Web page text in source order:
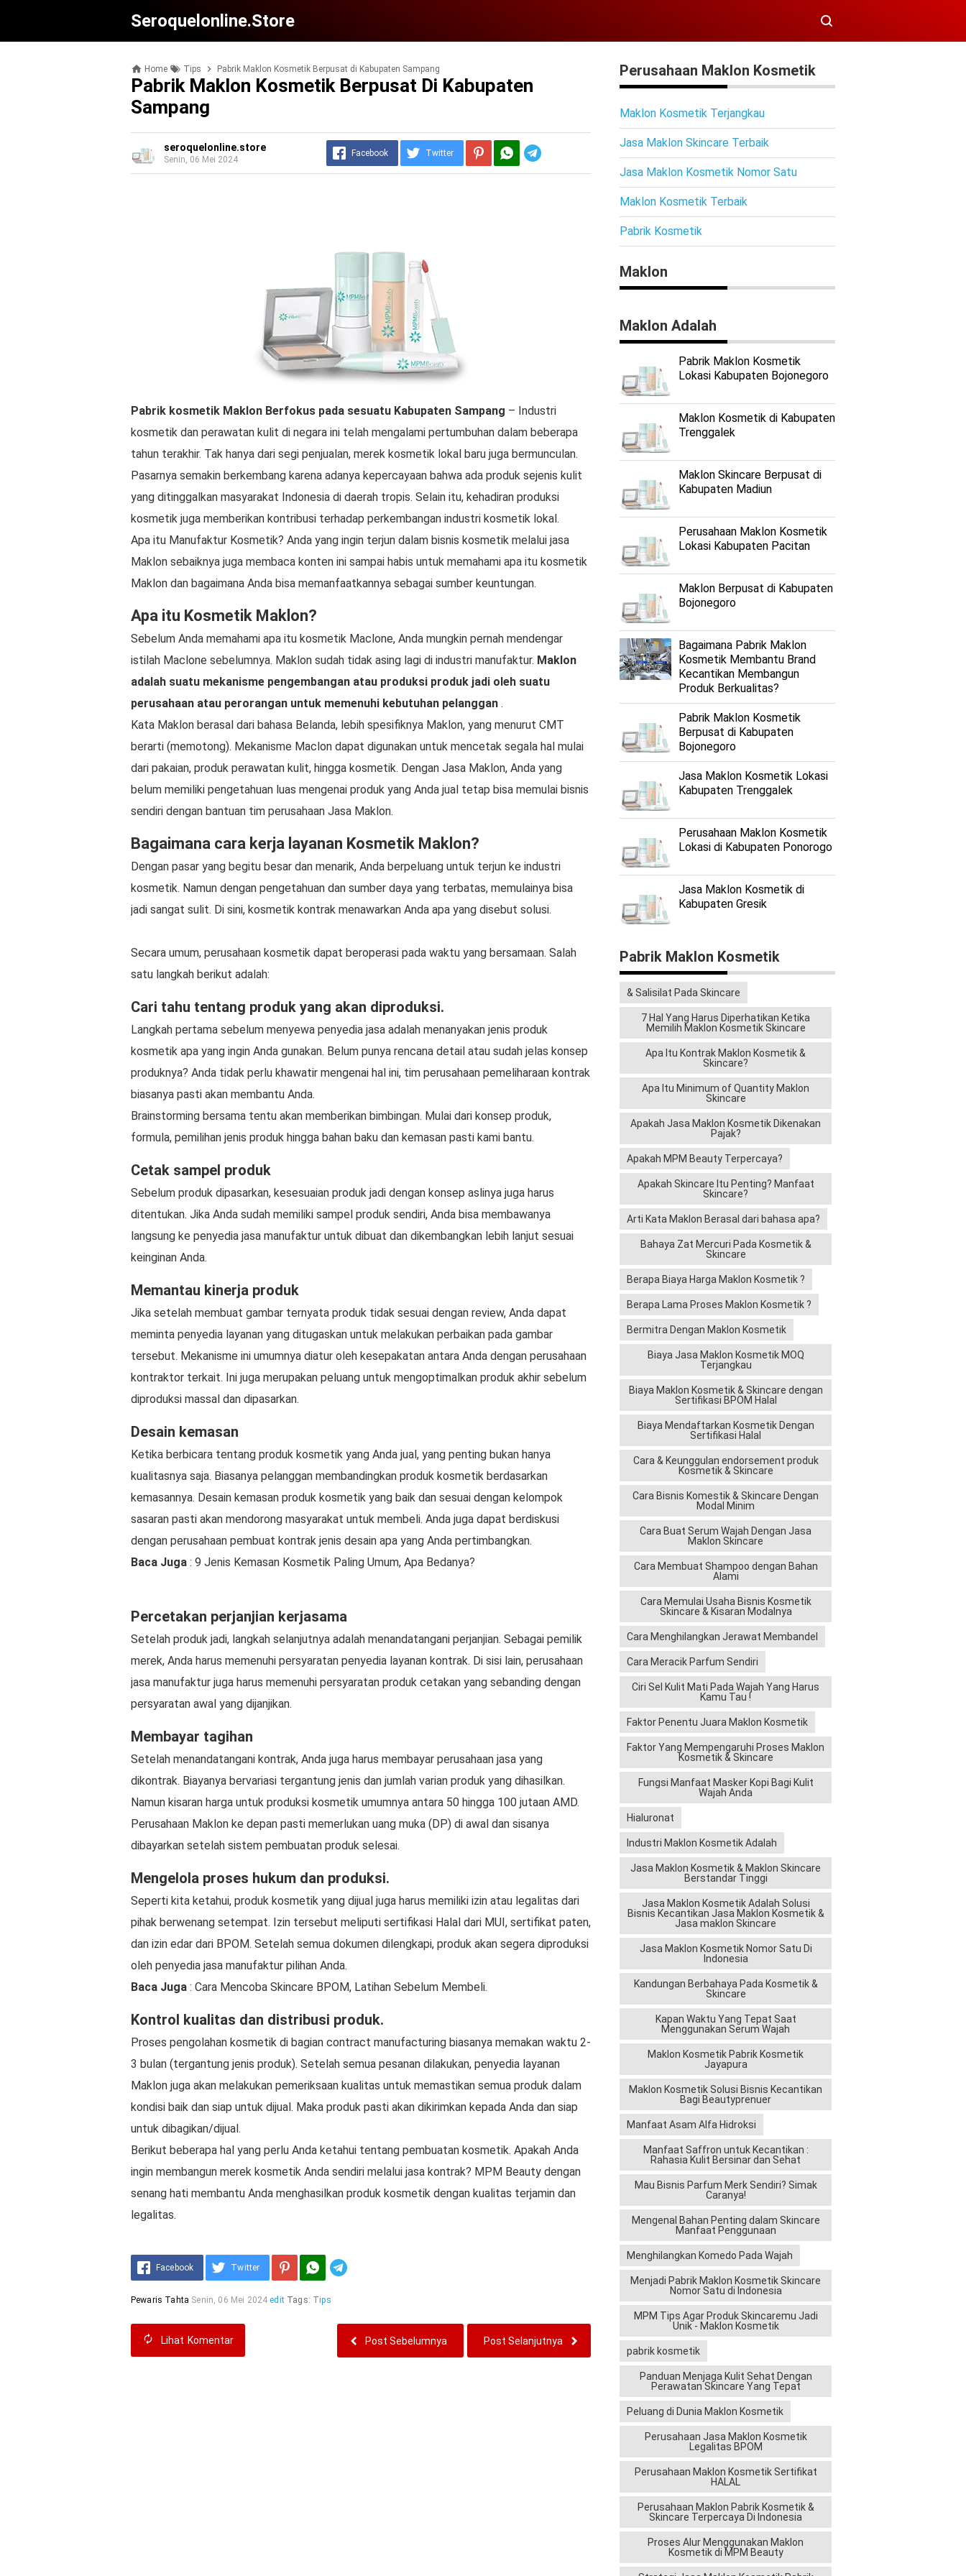
Seroquelonline.store
Home Tips Pabrik Maklon Kosmetik Berpusat di Kabupaten Sampang
Pabrik Maklon Kosmetik Berpusat Di Kabupaten
Sampang
seroquelonline.store
Senin, 06 Mei 2024
Facebook Twitter
Pabrik kosmetik Maklon Berfokus pada sesuatu Kabupaten Sampang – Industri
kosmetik dan perawatan kulit di negara ini telah mengalami pertumbuhan dalam beberapa
tahun terakhir. Tak hanya dari segi penjualan, merek kosmetik lokal baru juga bermunculan.
Pasarnya semakin berkembang karena adanya kepercayaan bahwa ada produk sejenis kulit
yang ditinggalkan masyarakat Indonesia di daerah tropis. Selain itu, kehadiran produksi
kosmetik juga memberikan kontribusi terhadap perkembangan industri kosmetik lokal.
Apa itu Manufaktur Kosmetik? Anda yang ingin terjun dalam bisnis kosmetik melalui jasa
Maklon sebaiknya juga membaca konten ini sampai habis untuk memahami apa itu kosmetik
Maklon dan bagaimana Anda bisa memanfaatkannya sebagai sumber keuntungan.
Apa itu Kosmetik Maklon?
Sebelum Anda memahami apa itu kosmetik Maclone, Anda mungkin pernah mendengar
istilah Maclone sebelumnya. Maklon sudah tidak asing lagi di industri manufaktur. Maklon
adalah suatu mekanisme pengembangan atau produksi produk jadi oleh suatu
perusahaan atau perorangan untuk memenuhi kebutuhan pelanggan .
Kata Maklon berasal dari bahasa Belanda, lebih spesifiknya Maklon, yang menurut CMT
berarti (memotong). Mekanisme Maclon dapat digunakan untuk mencetak segala hal mulai
dari pakaian, produk perawatan kulit, hingga kosmetik. Dengan Jasa Maklon, Anda yang
belum memiliki pengetahuan luas mengenai produk yang Anda jual tetap bisa memulai bisnis
sendiri dengan bantuan tim perusahaan Jasa Maklon.
Bagaimana cara kerja layanan Kosmetik Maklon?
Dengan pasar yang begitu besar dan menarik, Anda berpeluang untuk terjun ke industri
kosmetik. Namun dengan pengetahuan dan sumber daya yang terbatas, memulainya bisa
jadi sangat sulit. Di sini, kosmetik kontrak menawarkan Anda apa yang disebut solusi.
Secara umum, perusahaan kosmetik dapat beroperasi pada waktu yang bersamaan. Salah
satu langkah berikut adalah:
Cari tahu tentang produk yang akan diproduksi.
Langkah pertama sebelum menyewa penyedia jasa adalah menanyakan jenis produk
kosmetik apa yang ingin Anda gunakan. Belum punya rencana detail atau sudah jelas konsep
produknya? Anda tidak perlu khawatir mengenai hal ini, tim perusahaan pemeliharaan kontrak
biasanya pasti akan membantu Anda.
Brainstorming bersama tentu akan memberikan bimbingan. Mulai dari konsep produk,
formula, pemilihan jenis produk hingga bahan baku dan kemasan pasti kami bantu.
Cetak sampel produk
Sebelum produk dipasarkan, kesesuaian produk jadi dengan konsep aslinya juga harus
ditentukan. Jika Anda sudah memiliki sampel produk sendiri, Anda bisa membawanya
langsung ke penyedia jasa manufaktur untuk dibuat dan dikembangkan lebih lanjut sesuai
keinginan Anda.
Memantau kinerja produk
Jika setelah membuat gambar ternyata produk tidak sesuai dengan review, Anda dapat
meminta penyedia layanan yang ditugaskan untuk melakukan perbaikan pada gambar
tersebut. Mekanisme ini umumnya diatur oleh kesepakatan antara Anda dengan perusahaan
kontraktor terkait. Ini juga merupakan peluang untuk mengoptimalkan produk akhir sebelum
diproduksi massal dan dipasarkan.
Desain kemasan
Ketika berbicara tentang produk kosmetik yang Anda jual, yang penting bukan hanya
kualitasnya saja. Biasanya pelanggan membandingkan produk kosmetik berdasarkan
kemasannya. Desain kemasan produk kosmetik yang baik dan sesuai dengan kelompok
sasaran pasti akan mendorong masyarakat untuk membeli. Anda juga dapat berdiskusi
dengan perusahaan pembuat kontrak jenis desain apa yang Anda pertimbangkan.
Baca Juga : 9 Jenis Kemasan Kosmetik Paling Umum, Apa Bedanya?
Percetakan perjanjian kerjasama
Setelah produk jadi, langkah selanjutnya adalah menandatangani perjanjian. Sebagai pemilik
merek, Anda harus memenuhi persyaratan penyedia layanan kontrak. Di sisi lain, perusahaan
jasa manufaktur juga harus memenuhi persyaratan produk cetakan yang sebanding dengan
persyaratan awal yang dijanjikan.
Membayar tagihan
Setelah menandatangani kontrak, Anda juga harus membayar perusahaan jasa yang
dikontrak. Biayanya bervariasi tergantung jenis dan jumlah varian produk yang dihasilkan.
Namun kisaran harga untuk produksi kosmetik umumnya antara 50 hingga 100 jutaan AMD.
Perusahaan Maklon ke depan pasti memerlukan uang muka (DP) di awal dan sisanya
dibayarkan setelah sistem pembuatan produk selesai.
Mengelola proses hukum dan produksi.
Seperti kita ketahui, produk kosmetik yang dijual juga harus memiliki izin atau legalitas dari
pihak berwenang setempat. Izin tersebut meliputi sertifikasi Halal dari MUI, sertifikat paten,
dan izin edar dari BPOM. Setelah semua dokumen dilengkapi, produk akan segera diproduksi
oleh penyedia jasa manufaktur pilihan Anda.
Baca Juga : Cara Mencoba Skincare BPOM, Latihan Sebelum Membeli.
Kontrol kualitas dan distribusi produk.
Proses pengolahan kosmetik di bagian contract manufacturing biasanya memakan waktu 2-
3 bulan (tergantung jenis produk). Setelah semua pesanan dilakukan, penyedia layanan
Maklon juga akan melakukan pemeriksaan kualitas untuk memastikan semua produk dalam
kondisi baik dan siap untuk dijual. Maka produk pasti akan dikirimkan kepada Anda dan siap
untuk dibagikan/dijual.
Berikut beberapa hal yang perlu Anda ketahui tentang pembuatan kosmetik. Apakah Anda
ingin membangun merek kosmetik Anda sendiri melalui jasa kontrak? MPM Beauty dengan
senang hati membantu Anda menghasilkan produk kosmetik dengan kualitas terjamin dan
legalitas.
Facebook Twitter
Pewaris Tahta Senin, 06 Mei 2024 edit Tags: Tips
Lihat Komentar Post Selanjutnya
Post Sebelumnya
Perusahaan Maklon Kosmetik
Maklon Kosmetik Terjangkau
Jasa Maklon Skincare Terbaik
Jasa Maklon Kosmetik Nomor Satu
Maklon Kosmetik Terbaik
Pabrik Kosmetik
Maklon
Maklon Adalah
Pabrik Maklon Kosmetik
Lokasi Kabupaten Bojonegoro
Maklon Kosmetik di Kabupaten
Trenggalek
Maklon Skincare Berpusat di
Kabupaten Madiun
Perusahaan Maklon Kosmetik
Lokasi Kabupaten Pacitan
Maklon Berpusat di Kabupaten
Bojonegoro
Bagaimana Pabrik Maklon
Kosmetik Membantu Brand
Kecantikan Membangun
Produk Berkualitas?
Pabrik Maklon Kosmetik
Berpusat di Kabupaten
Bojonegoro
Jasa Maklon Kosmetik Lokasi
Kabupaten Trenggalek
Perusahaan Maklon Kosmetik
Lokasi di Kabupaten Ponorogo
Jasa Maklon Kosmetik di
Kabupaten Gresik
Pabrik Maklon Kosmetik
& Salisilat Pada Skincare
7 Hal Yang Harus Diperhatikan Ketika
Memilih Maklon Kosmetik Skincare
Apa Itu Kontrak Maklon Kosmetik &
Skincare?
Apa Itu Minimum of Quantity Maklon
Skincare
Apakah Jasa Maklon Kosmetik Dikenakan
Pajak?
Apakah MPM Beauty Terpercaya?
Apakah Skincare Itu Penting? Manfaat
Skincare?
Arti Kata Maklon Berasal dari bahasa apa?
Bahaya Zat Mercuri Pada Kosmetik &
Skincare
Berapa Biaya Harga Maklon Kosmetik ?
Berapa Lama Proses Maklon Kosmetik ?
Bermitra Dengan Maklon Kosmetik
Biaya Jasa Maklon Kosmetik MOQ
Terjangkau
Biaya Maklon Kosmetik & Skincare dengan
Sertifikasi BPOM Halal
Biaya Mendaftarkan Kosmetik Dengan
Sertifikasi Halal
Cara & Keunggulan endorsement produk
Kosmetik & Skincare
Cara Bisnis Komestik & Skincare Dengan
Modal Minim
Cara Buat Serum Wajah Dengan Jasa
Maklon Skincare
Cara Membuat Shampoo dengan Bahan
Alami
Cara Memulai Usaha Bisnis Kosmetik
Skincare & Kisaran Modalnya
Cara Menghilangkan Jerawat Membandel
Cara Meracik Parfum Sendiri
Ciri Sel Kulit Mati Pada Wajah Yang Harus
Kamu Tau !
Faktor Penentu Juara Maklon Kosmetik
Faktor Yang Mempengaruhi Proses Maklon
Kosmetik & Skincare
Fungsi Manfaat Masker Kopi Bagi Kulit
Wajah Anda
Hialuronat
Industri Maklon Kosmetik Adalah
Jasa Maklon Kosmetik & Maklon Skincare
Berstandar Tinggi
Jasa Maklon Kosmetik Adalah Solusi
Bisnis Kecantikan Jasa Maklon Kosmetik &
Jasa maklon Skincare
Jasa Maklon Kosmetik Nomor Satu Di
Indonesia
Kandungan Berbahaya Pada Kosmetik &
Skincare
Kapan Waktu Yang Tepat Saat
Menggunakan Serum Wajah
Maklon Kosmetik Pabrik Kosmetik
Jayapura
Maklon Kosmetik Solusi Bisnis Kecantikan
Bagi Beautyprenuer
Manfaat Asam Alfa Hidroksi
Manfaat Saffron untuk Kecantikan :
Rahasia Kulit Bersinar dan Sehat
Mau Bisnis Parfum Merk Sendiri? Simak
Caranya!
Mengenal Bahan Penting dalam Skincare
Manfaat Penggunaan
Menghilangkan Komedo Pada Wajah
Menjadi Pabrik Maklon Kosmetik Skincare
Nomor Satu di Indonesia
MPM Tips Agar Produk Skincaremu Jadi
Unik - Maklon Kosmetik
pabrik kosmetik
Panduan Menjaga Kulit Sehat Dengan
Perawatan Skincare Yang Tepat
Peluang di Dunia Maklon Kosmetik
Perusahaan Jasa Maklon Kosmetik
Legalitas BPOM
Perusahaan Maklon Kosmetik Sertifikat
HALAL
Perusahaan Maklon Pabrik Kosmetik &
Skincare Terpercaya Di Indonesia
Proses Alur Menggunakan Maklon
Kosmetik di MPM Beauty